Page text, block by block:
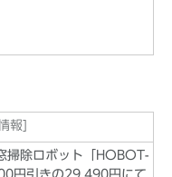
報]
掃除ロボット「HOBOT-
円引きの29,490円にて